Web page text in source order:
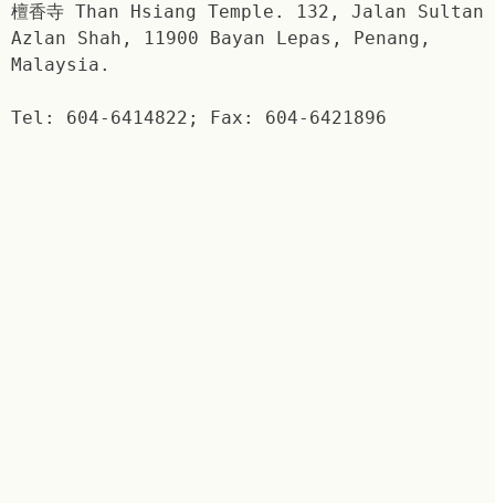
檀香寺 Than Hsiang Temple. 132, Jalan Sultan
Azlan Shah, 11900 Bayan Lepas, Penang,
Malaysia.
Tel: 604-6414822; Fax: 604-6421896